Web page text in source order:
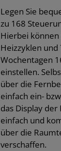
Legen Sie
zu 168
Hierbei können
Heizzyklen
Wochentagen
einstellen.
über die
einfach ein-
das Display
einfach und
über die
verschaffen.